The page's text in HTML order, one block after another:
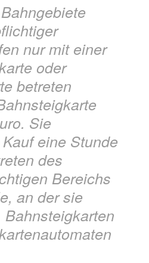
nur mit einer
oder
betreten
Sie
eine Stunde
des
Bereichs
an der sie